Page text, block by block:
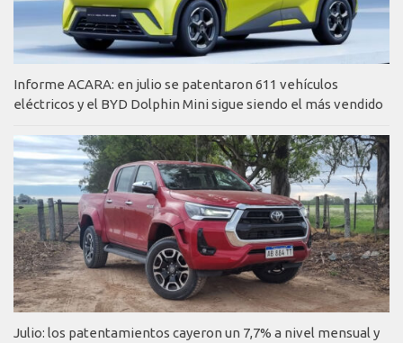
Informe ACARA: en julio se patentaron 611 vehículos
eléctricos y el BYD Dolphin Mini sigue siendo el más vendido
Julio: los patentamientos cayeron un 7,7% a nivel mensual y